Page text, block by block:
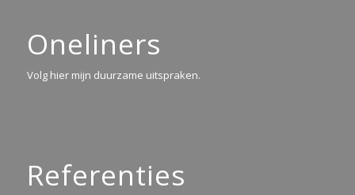
Oneliners
Volg hier mijn duurzame uitspraken.
Referenties